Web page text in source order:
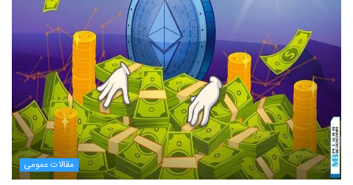
مقالات عمومی